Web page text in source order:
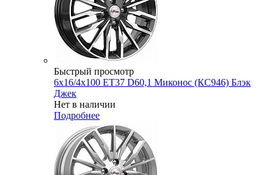
Быстрый просмотр
6x16/4x100 ET37 D60,1 Миконос (КС946) Блэк
Джек
Нет в наличии
Подробнее